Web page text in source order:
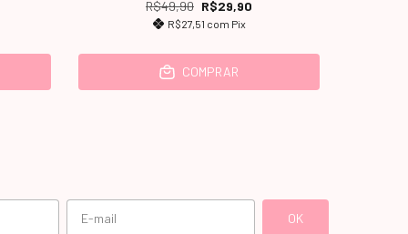
R$49,90 R$29,90
R$27,51 com Pix
COMPRAR